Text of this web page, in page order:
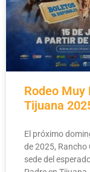
Rodeo Muy
Tijuana
El próximo
de 2025, Rancho
sede del